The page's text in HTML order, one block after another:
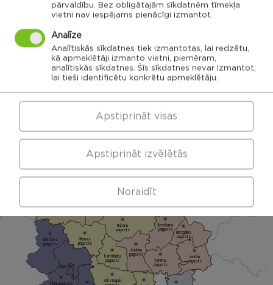
Noklikšķini uz pagasta vai apvienības kartes, lai
izpētītu vairāk
APVIENĪBU PĀRVALDES
Dricānu apvienības
Nautrēnu apvienības
Rikavas
pagasts
Kantinieku
pagasts
Sakstagala
pagasts
Dricānu
pagasts
Nautrēnu
pagasts
Ilzeskalna
pagasts
Audriņu
pagasts
Vērēmu
pagasts
Lendžu
pagasts
Bērzgales
pagasts
Viļānu pagasts
Dekšāres
pagasts
Viļāni
pārvaldību. Bez obligātajām sīkdatnēm tīmekļa
vietni nav iespējams pienācīgi izmantot.
Analīze
Analītiskās sīkdatnes tiek izmantotas, lai redzētu,
kā apmeklētāji izmanto vietni, piemēram,
analītiskās sīkdatnes. Šīs sīkdatnes nevar izmantot,
lai tieši identificētu konkrētu apmeklētāju.
Noraidīt
Apstiprināt izvēlētās
Apstiprināt visas